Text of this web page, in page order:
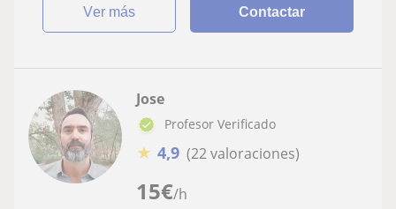
ver más Contactar
15€/h
Jose
Profesor Verificado
★ 4,9 (22 valoraciones)